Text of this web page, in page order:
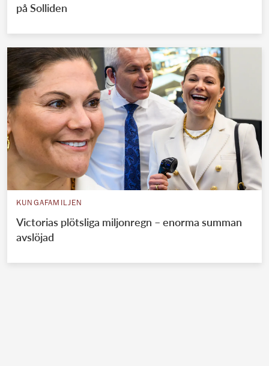
på Solliden
KUNGAFAMILJEN
Victorias plötsliga miljonregn – enorma summan
avslöjad